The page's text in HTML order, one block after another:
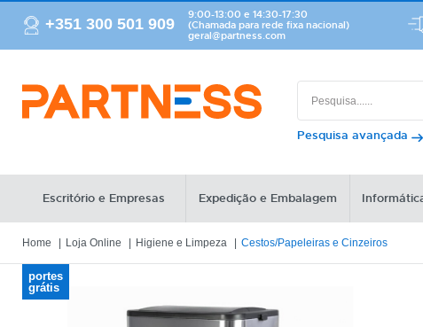
+351 300 501 909
9:00-13:00 e 14:30-17:30
(Chamada para rede fixa nacional)
geral@partness.com
Pesquisa avançada
Escritório e Empresas Expedição e Embalagem
Home Loja Online Higiene e Limpeza Cestos/Papeleiras e Cinzeiros
portes
grátis